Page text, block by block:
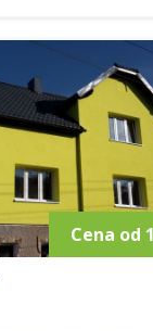
Cena od